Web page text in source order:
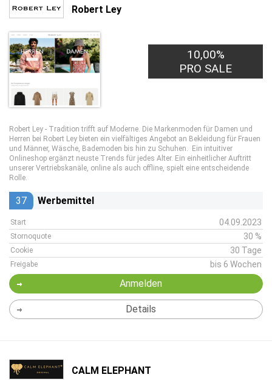
Robert Ley
10,00%
PRO SALE
Robert Ley - Tradition trifft auf Moderne. Die Markenmoden für Damen und
Herren bei Robert Ley bieten ein vielfältiges Angebot an Bekleidung für Frauen
und Männer, Wäsche, Bademoden bis hin zu Schuhen. Ein intuitiver
Onlineshop ergänzt neuste Trends für jedes Alter. Ein einheitlicher Auftritt
unserer Vertriebskanäle, online als auch offline, spielt eine entscheidende
Rolle.
37 Werbemittel
Start 04.09.2023
Stornoquote 30 %
Cookie 30 Tage
Freigabe bis 6 Wochen
Anmelden
Details
CALM ELEPHANT